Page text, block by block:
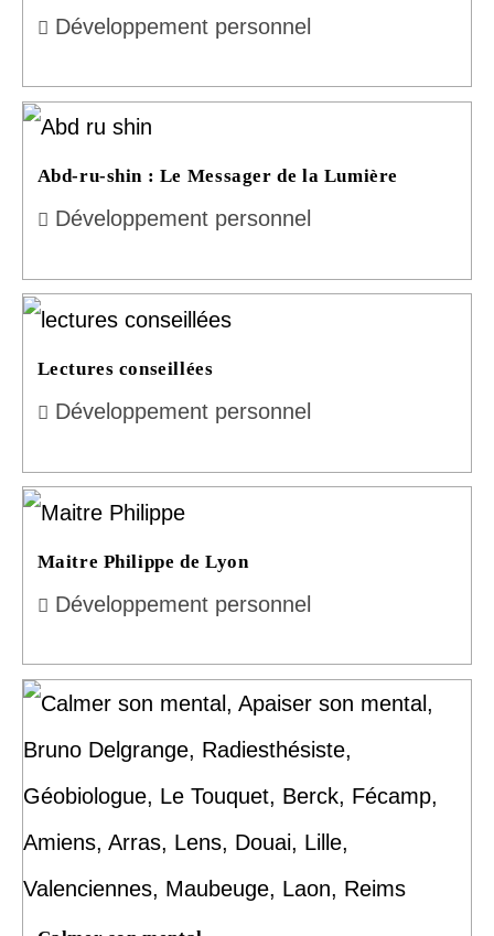
Développement personnel
Abd-ru-shin : Le Messager de la Lumière
Développement personnel
Lectures conseillées
Développement personnel
Maitre Philippe de Lyon
Développement personnel